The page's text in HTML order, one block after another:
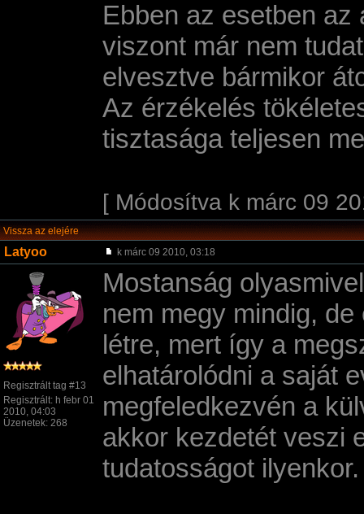
Ebben az esetben az
viszont már nem
elvesztve bármikor
Az érzékelés
tisztasága teljesen
[ Módosítva k márc 09
Vissza az elejére
Latyoo k márc 09 2010, 03:18
Regisztrált tag #13
Regisztrált: h febr 01
2010, 04:03
Üzenetek: 268
Mostanság
nem megy mindig,
létre, mert í­gy a
elhatárolódni a saját
megfeledkezvén a
akkor kezdetét veszi
tudatosságot ilyenkor.